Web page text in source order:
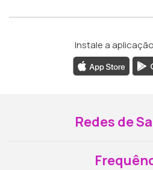
Instale a aplicação
Redes de